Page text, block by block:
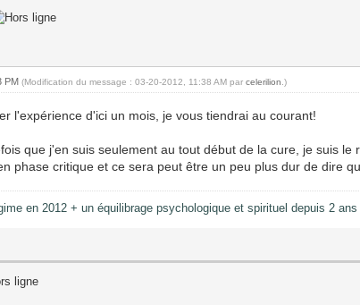
PM(Modification du message : 03-20-2012, 11:38 AM parcelerilion .)
l'expérience d'ici un mois, je vous tiendrai au courant!
que j'en suis seulement au tout début de la cure, je suis
phase critique et ce sera peut être un peu plus dur de dire
en 2012 + un équilibrage psychologique et spirituel depuis 2